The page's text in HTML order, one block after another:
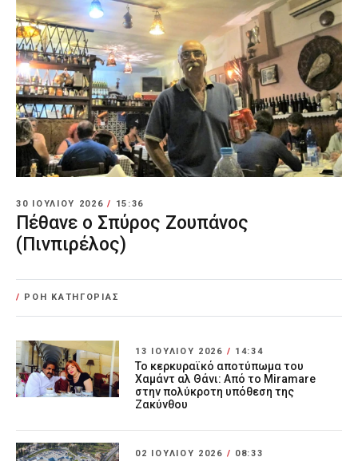
30 ΙΟΥΛΊΟΥ 2026/ 15:36
Πέθανε ο Σπύρος Ζουπάνος
(Πινπιρέλος)
/ ΡΟΗ ΚΑΤΗΓΟΡΙΑΣ
13 ΙΟΥΛΊΟΥ 2026 / 14:34
Το κερκυραϊκό αποτύπωμα του
Χαμάντ αλ Θάνι: Από το Miramare
στην πολύκροτη υπόθεση της
Ζακύνθου
02 ΙΟΥΛΊΟΥ 2026 / 08:33